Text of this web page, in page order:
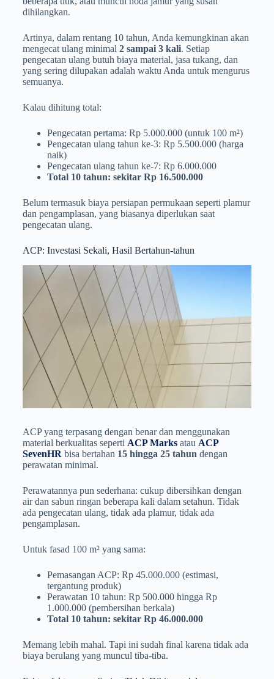
dihilangkan.
Artinya, dalam rentang 10 tahun, Anda kemungkinan akan
mengecat ulang minimal 2 sampai 3 kali. Setiap
pengecatan ulang butuh biaya material, jasa tukang, dan
yang sering dilupakan adalah waktu Anda untuk mengurus
semuanya.
Kalau dihitung total:
Pengecatan pertama: Rp 5.000.000 (untuk 100 m²)
Pengecatan ulang tahun ke-3: Rp 5.500.000 (harga
naik)
Pengecatan ulang tahun ke-7: Rp 6.000.000
Total 10 tahun: sekitar Rp 16.500.000
Belum termasuk biaya persiapan permukaan seperti plamur
dan pengamplasan, yang biasanya diperlukan saat
pengecatan ulang.
ACP: Investasi Sekali, Hasil Bertahun-tahun
ACP yang terpasang dengan benar dan menggunakan
material berkualitas seperti ACP Marksatau ACP
SevenHR bisa bertahan 15 hingga 25 tahun dengan
perawatan minimal.
Perawatannya pun sederhana: cukup dibersihkan dengan
air dan sabun ringan beberapa kali dalam setahun. Tidak
ada pengecatan ulang, tidak ada plamur, tidak ada
pengamplasan.
Untuk fasad 100 m² yang sama:
Pemasangan ACP: Rp 45.000.000 (estimasi,
tergantung produk)
Perawatan 10 tahun: Rp 500.000 hingga Rp
1.000.000 (pembersihan berkala)
Total 10 tahun: sekitar Rp 46.000.000
Memang lebih mahal. Tapi ini sudah final karena tidak ada
biaya berulang yang muncul tiba-tiba.